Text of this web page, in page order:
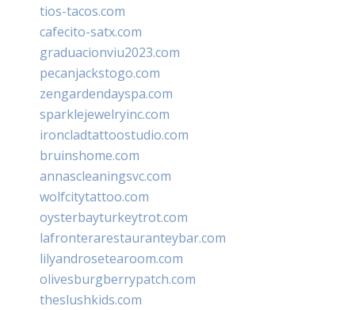
tios-tacos.com
cafecito-satx.com
graduacionviu2023.com
pecanjackstogo.com
zengardendayspa.com
sparklejewelryinc.com
ironcladtattoostudio.com
bruinshome.com
annascleaningsvc.com
wolfcitytattoo.com
oysterbayturkeytrot.com
lafronterarestauranteybar.com
lilyandrosetearoom.com
olivesburgberrypatch.com
theslushkids.com